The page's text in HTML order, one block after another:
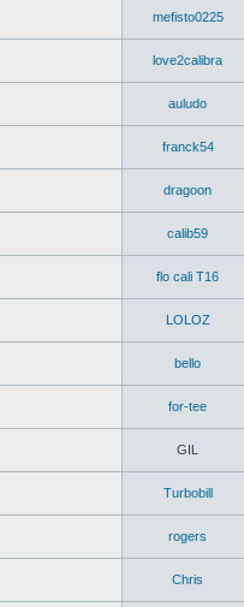
mefisto0225
love2calibra
auludo
franck54
dragoon
calib59
flo cali T16
LOLOZ
bello
for-tee
GIL
Turbobill
rogers
Chris